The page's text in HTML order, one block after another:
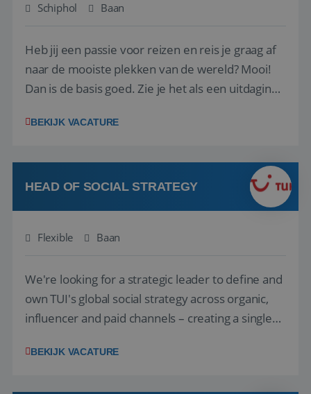
Schiphol Baan
Heb jij een passie voor reizen en reis je graag af
naar de mooiste plekken van de wereld? Mooi!
Dan is de basis goed. Zie je het als een uitdaging
het samenstellen en boeken van de perfecte
deze onderdelen zijn nu samen gevoegd...
BEKIJK VACATURE
HEAD OF SOCIAL STRATEGY
Flexible Baan
We're looking for a strategic leader to define and
own TUI's global social strategy across organic,
influencer and paid channels – creating a single
locally. The role will be published until 18 August
BEKIJK VACATURE